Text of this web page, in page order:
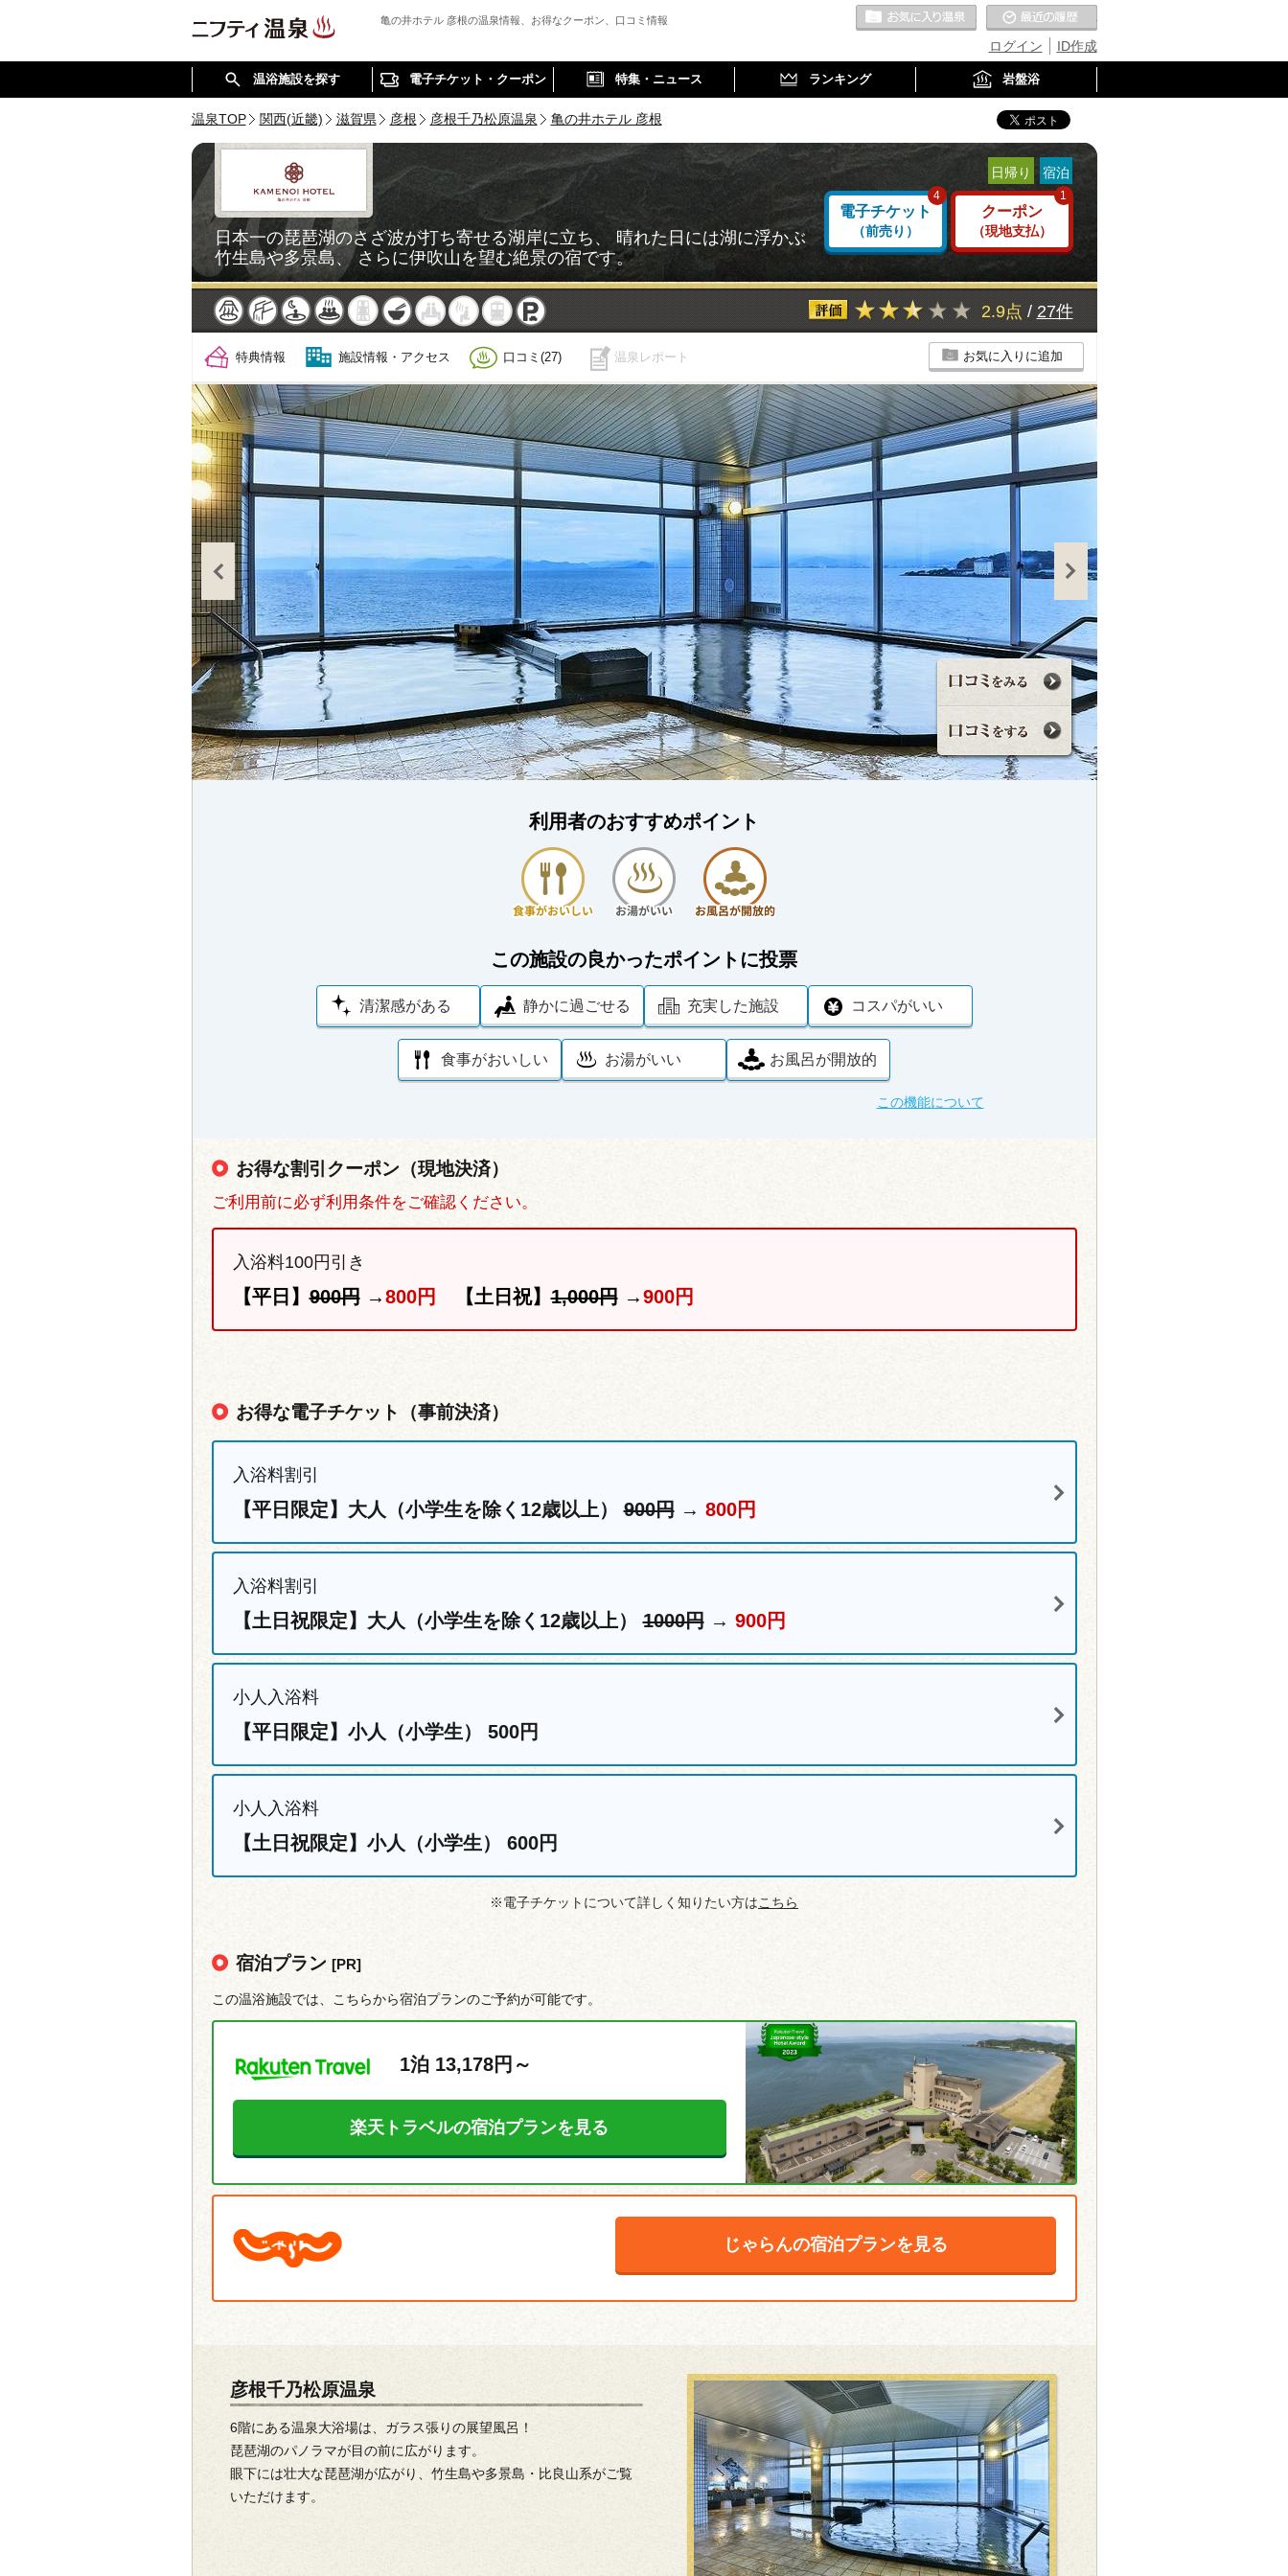
亀の井ホテル 彦根の温泉情報、お得なクーポン、口コミ情報
ID作成
ログイン
お気に入りの温泉
温浴施設を探す 電子チケット・クーポン 特集・ニュース ランキング 岩盤浴
温泉TOP 関西(近畿) 滋賀県 彦根 彦根千乃松原温泉 亀の井ホテル 彦根
日本一の琵琶湖のさざ波が打ち寄せる湖岸に立ち、 晴れた日には湖に浮かぶ
竹生島や多景島、 さらに伊吹山を望む絶景の宿です。
日帰り
宿泊
4
電子チケット
（前売り）
1
クーポン
（現地支払）
天然 かけ流し露天風呂貸切風呂岩盤浴食事 休憩 サウナ駅近 駐車 2.9点 / 27件
特典情報 施設情報・アクセス 口コミ(27) 温泉レポート お気に入りに追加
利用者のおすすめポイント
この施設の良かったポイントに投票
清潔感がある 静かに過ごせる 充実した施設 コスパがいい
食事がおいしい お湯がいい お風呂が開放的
この機能について
お得な割引クーポン（現地決済）
ご利用前に必ず利用条件をご確認ください。
入浴料100円引き
【平日】900円→800円 【土日祝】1,000円→900円
お得な電子チケット（事前決済）
入浴料割引
【平日限定】大人（小学生を除く12歳以上） 900円→ 800円
入浴料割引
【土日祝限定】大人（小学生を除く12歳以上） 1000円→ 900円
小人入浴料
【平日限定】小人（小学生） 500円
小人入浴料
【土日祝限定】小人（小学生） 600円
※電子チケットについて詳しく知りたい方はこちら
宿泊プラン [PR]
この温浴施設では、こちらから宿泊プランのご予約が可能です。
1泊 13,178円～
楽天トラベルの宿泊プランを見る
じゃらんの宿泊プランを見る
彦根千乃松原温泉
6階にある温泉大浴場は、ガラス張りの展望風呂！
琵琶湖のパノラマが目の前に広がります。
眼下には壮大な琵琶湖が広がり、竹生島や多景島・比良山系がご覧
いただけます。